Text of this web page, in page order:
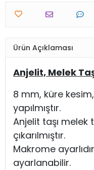
Ürün Açıklaması
Anjelit, Melek
8 mm, küre
yapılmıştır.
Anjelit taşı melek
çıkarılmıştır.
Makrome
ayarlanabilir.